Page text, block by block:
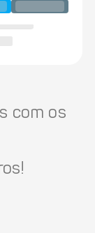
com os